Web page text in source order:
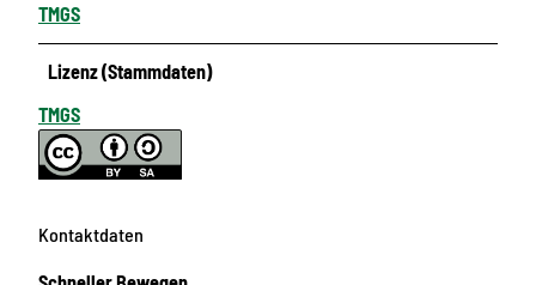
TMGS
Lizenz (Stammdaten)
TMGS
Kontaktdaten